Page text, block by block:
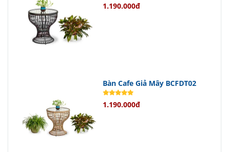
Được chế tác từ gỗ sồi tự nhiên nổi
tiếng với độ bền cao và vẻ đẹp sang
trọng,
khách hàng khó tính nhất.
Bề mặt gỗ được xử lý kỹ lưỡng để
chống mối mọt và giữ màu sắc lâu
dài, giúp sản phẩm luôn mới mẻ theo
1.190.000đ
Bàn Cafe Giả Mây BCFDT02
1.190.000đ